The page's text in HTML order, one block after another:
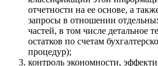
отчетности на ее основе, а
запросы в отношении
частей, в том числе детальное
остатков по счетам
процедур);
контроль экономности,